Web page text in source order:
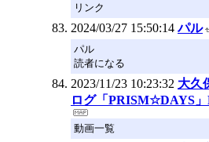
リンク
2024/03/27 15:50:14 パル
パル
読者になる
2023/11/23 10:23:32 大久
ログ「PRISM☆DAYS」
動画一覧